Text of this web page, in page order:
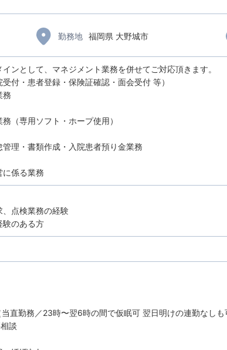
勤務地 福岡県 大野城市
ンとして、マネジメント業務を併せてご対応頂きます。
受付・患者登録・保険証確認・面会受付 等）
務
務（専用ソフト・ホープ使用）
管理・書類作成・入院患者預り金業務
に係る業務
、点検業務の経験
験のある方
直勤務／23時〜翌6時の間で仮眠可 翌日明けの連勤なしも
談